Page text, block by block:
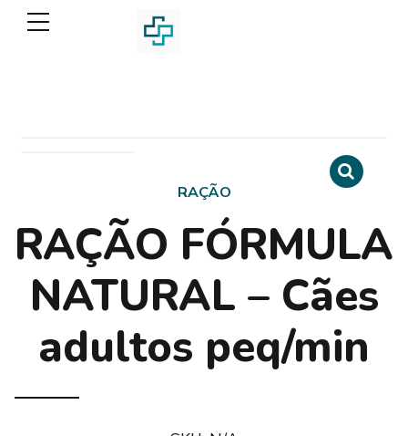
RAÇÃO
RAÇÃO FÓRMULA
NATURAL – Cães
adultos peq/min